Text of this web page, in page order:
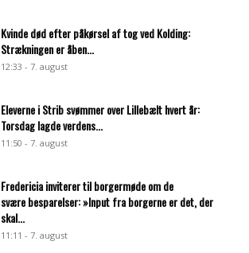
Kvinde død efter påkørsel af tog ved Kolding:
Strækningen er åben...
12:33 - 7. august
Eleverne i Strib svømmer over Lillebælt hvert år:
Torsdag lagde verdens...
11:50 - 7. august
Fredericia inviterer til borgermøde om de
svære besparelser: »Input fra borgerne er det, der
skal...
11:11 - 7. august